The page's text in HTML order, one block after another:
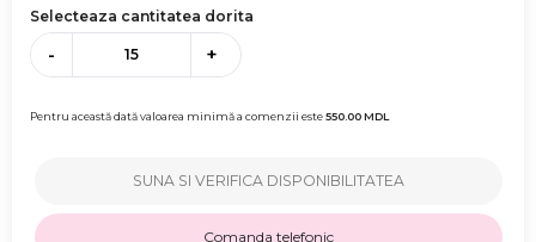
Selecteaza cantitatea dorita
- +
Pentru această dată valoarea minimă a comenzii este550.00MDL
SUNA SI VERIFICA DISPONIBILITATEA
Comanda telefonic